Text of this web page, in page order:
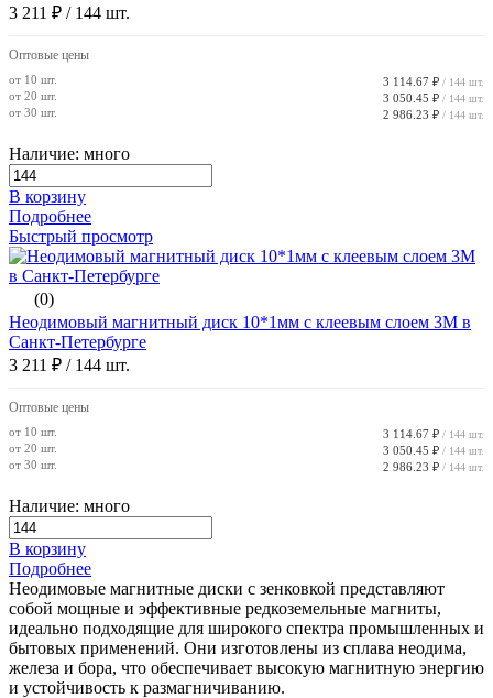
3 211 ₽ / 144 шт.
Оптовые цены
от 10 шт. 3 114.67 ₽ / 144 шт.
от 20 шт. 3 050.45 ₽ / 144 шт.
от 30 шт. 2 986.23 ₽ / 144 шт.
Наличие: много
В корзину
Подробнее
Быстрый просмотр
(0)
Неодимовый магнитный диск 10*1мм с клеевым слоем 3М в
Санкт-Петербурге
3 211 ₽ / 144 шт.
Оптовые цены
от 10 шт. 3 114.67 ₽ / 144 шт.
от 20 шт. 3 050.45 ₽ / 144 шт.
от 30 шт. 2 986.23 ₽ / 144 шт.
Наличие: много
В корзину
Подробнее
Неодимовые магнитные диски с зенковкой представляют
собой мощные и эффективные редкоземельные магниты,
идеально подходящие для широкого спектра промышленных и
бытовых применений. Они изготовлены из сплава неодима,
железа и бора, что обеспечивает высокую магнитную энергию
и устойчивость к размагничиванию.